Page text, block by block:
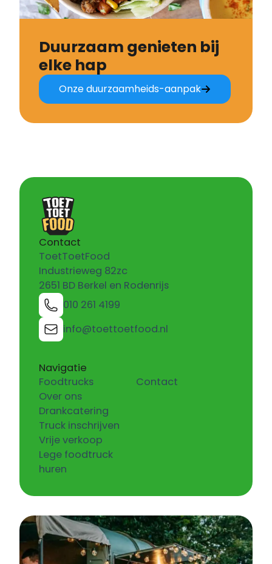
Duurzaam genieten bij
elke hap
Onze duurzaamheids-aanpak
Contact
ToetToetFood
Industrieweg 82zc
2651 BD Berkel en Rodenrijs
010 261 4199
info@toettoetfood.nl
Navigatie
Foodtrucks
Over ons
Drankcatering
Truck inschrijven
Vrije verkoop
Lege foodtruck
huren
Contact